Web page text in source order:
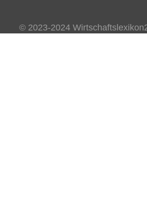
© 2023-2024